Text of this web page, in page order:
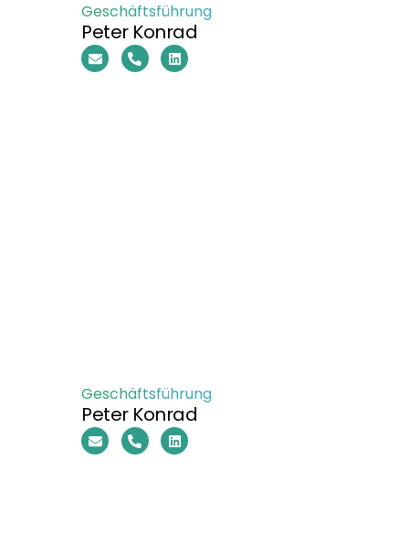
Geschäftsführung
Peter Konrad
Geschäftsführung
Peter Konrad